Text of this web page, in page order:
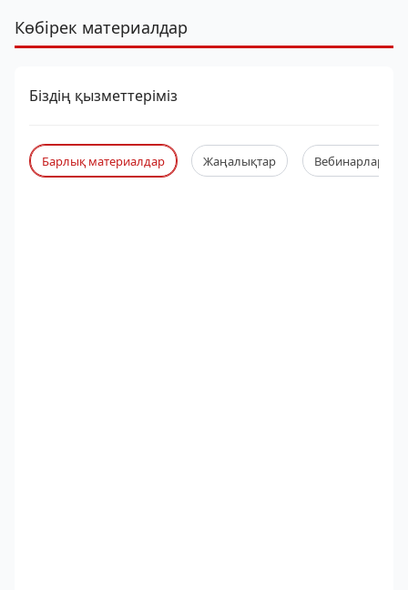
Көбірек материалдар
Біздің қызметтеріміз
Барлық материалдар Жаңалықтар Вебинарлар